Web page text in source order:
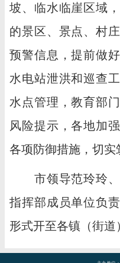
坡、临水临崖区域
的景区、景点、村
预警信息，提前做
水电站泄洪和巡查
水点管理，教育部
风险提示，各地加
各项防御措施，切实
市领导范玲玲、
指挥部成员单位负
形式开至各镇（街道